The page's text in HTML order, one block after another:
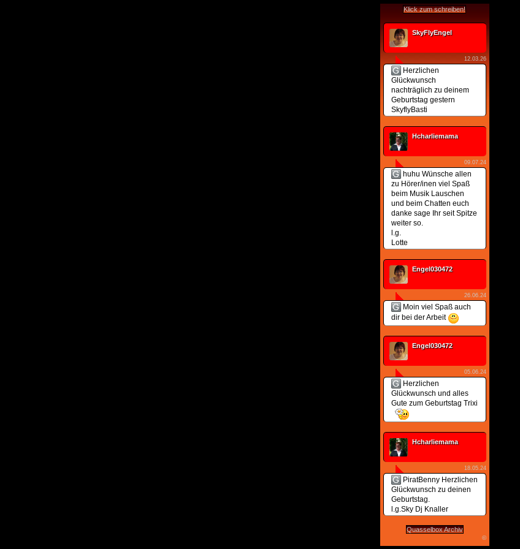
Klick zum schreiben!
SkyFlyEngel
12.03.26
Herzlichen
Glückwunsch
nachträglich zu deinem
Geburtstag gestern
SkyflyBasti
Hcharliemama
09.07.24
huhu Wünsche allen
zu Hörer/inen viel Spaß
beim Musik Lauschen
und beim Chatten euch
danke sage Ihr seit Spitze
weiter so.
l.g.
Lotte
Engel030472
26.06.24
Moin viel Spaß auch
dir bei der Arbeit
Engel030472
05.06.24
Herzlichen
Glückwunsch und alles
Gute zum Geburtstag Trixi
Hcharliemama
18.05.24
PiratBenny Herzlichen
Glückwunsch zu deinen
Geburtstag.
l.g.Sky Dj Knaller
Quasselbox Archiv
©